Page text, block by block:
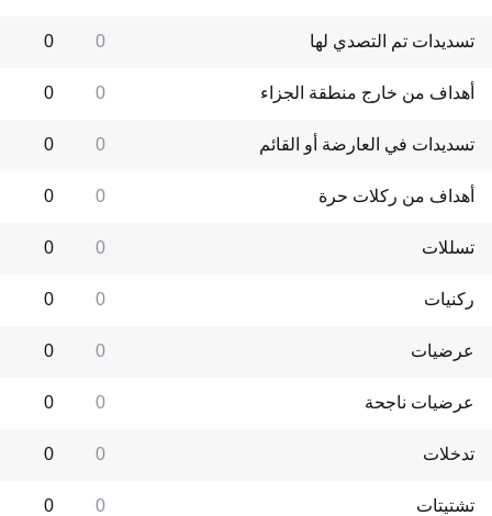
تسديدات تم التصدي لها 0
0
أهداف من خارج منطقة الجزاء 0
0
تسديدات في العارضة أو القائم 0
0
أهداف من ركلات حرة 0
0
تسللات 0
0
ركنيات 0
0
عرضيات 0
0
عرضيات ناجحة 0
0
تدخلات 0
0
تشتيتات 0
0